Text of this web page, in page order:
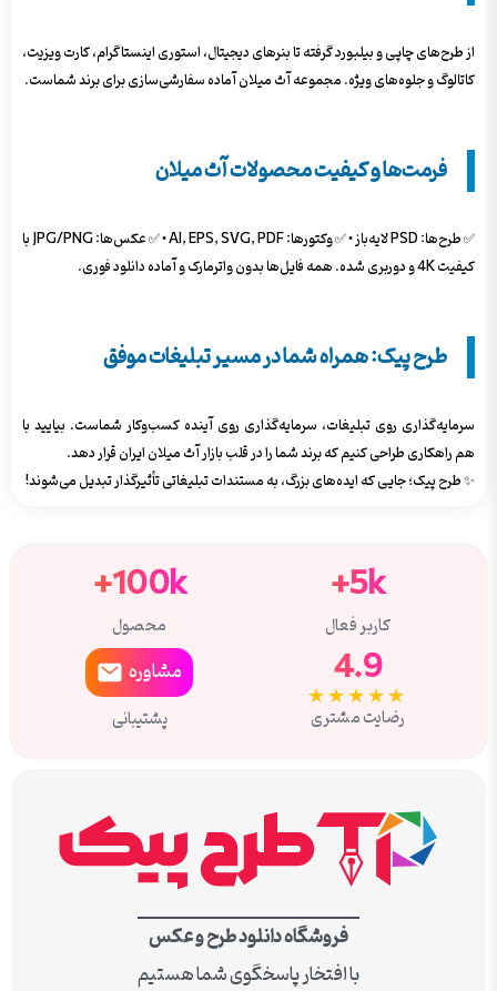
از طرح‌های چاپی و بیلبورد گرفته تا بنرهای دیجیتال، استوری اینستاگرام، کارت ویزیت،
کاتالوگ و جلوه‌های ویژه. مجموعه آث میلان آماده سفارشی‌سازی برای برند شماست.
فرمت‌ها و کیفیت محصولات آث میلان
✅ طرح‌ها: PSD لایه‌باز • ✅ وکتورها: AI, EPS, SVG, PDF • ✅ عکس‌ها: JPG/PNG با
کیفیت 4K و دوربری شده. همه فایل‌ها بدون واترمارک و آماده دانلود فوری.
طرح پیک: همراه شما در مسیر تبلیغات موفق
سرمایه‌گذاری روی تبلیغات، سرمایه‌گذاری روی آینده کسب‌وکار شماست. بیایید با
هم راهکاری طراحی کنیم که برند شما را در قلب بازار آث میلان ایران قرار دهد.
✨ طرح پیک؛ جایی که ایده‌های بزرگ، به مستندات تبلیغاتی تأثیرگذار تبدیل می‌شوند!
5k+
کاربر فعال
100k+
محصول
4.9
★★★★★
رضایت مشتری
مشاوره
پشتیبانی
فروشگاه دانلود طرح و عکس
با افتخار پاسخگوی شما هستیم